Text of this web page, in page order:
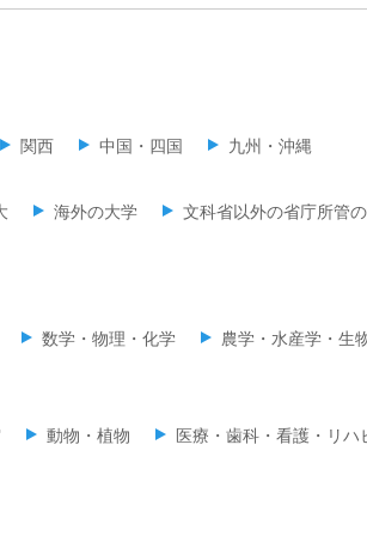
関西 中国・四国 九州・沖縄
海外の大学 文科省以外の省庁所管
数学・物理・化学 農学・水産学・生
動物・植物
医療・歯科・看護・リハ